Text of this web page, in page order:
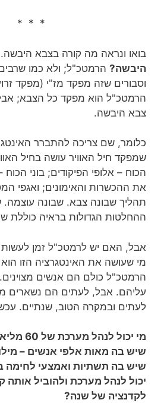
* * *
בואו ונראה מה קורה בצבא היבשה.
היבשה? הרמטכ"ל; ולא כמו
וסבורים שזה מפקד מז"י (מפקד
הרמטכ"ל הוא מפקד כל הצבא;
צבא היבשה.
כלומר, שם צריכה להתברר
שמפקד חיל האוויר עושה בחיל
הכוח – אלופי הפיקודים; בוני
את ההכשרות והאימונים; ואגפי
תהליך שבונה צבא. שבונה
ההחלטות הגדולות בראיה כוללת
אבל, האם יש לרמטכ"ל זמן
מי שעושה את האינטגרציה הזו הוא
הרמטכ"ל כולם הם אנשים
עליהם. אבל, לעתים הם נשארים
לעתים ובמקרה הטוב, שנתיים.
מי יכול
שיש בה מאות אלפי אנשים –
שיש בה תשתיות ואמצעי לחימה
יכול לנהל מערכת ולהוביל
לקדנציה של שנה?